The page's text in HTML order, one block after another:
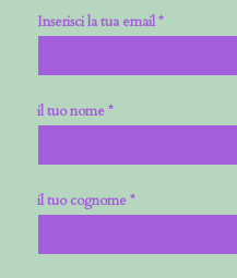
Inserisci la tua email *
il tuo nome *
il tuo cognome *